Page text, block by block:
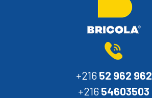
+216 52 962 962
+216 54603503